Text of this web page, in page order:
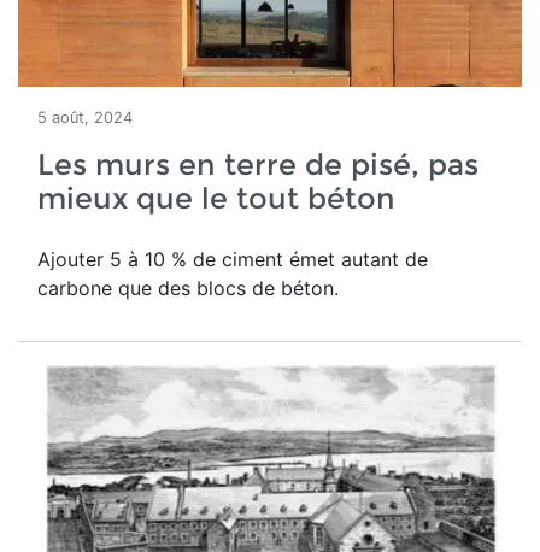
5 août, 2024
Les murs en terre de pisé, pas
mieux que le tout béton
Ajouter 5 à 10 % de ciment émet autant de
carbone que des blocs de béton.